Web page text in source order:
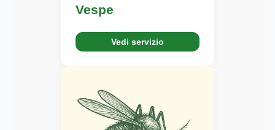
Vespe
Vedi servizio